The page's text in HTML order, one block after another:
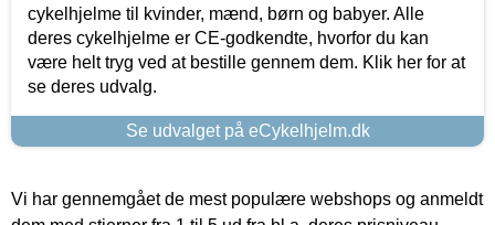
cykelhjelme til kvinder, mænd, børn og babyer. Alle
deres cykelhjelme er CE-godkendte, hvorfor du kan
være helt tryg ved at bestille gennem dem. Klik her for at
se deres udvalg.
Se udvalget på eCykelhjelm.dk
Vi har gennemgået de mest populære webshops og anmeldt